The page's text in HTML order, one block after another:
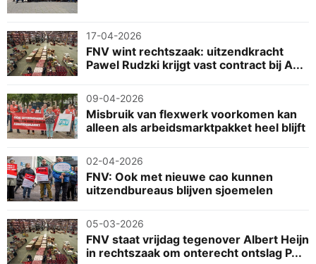
17-04-2026
FNV wint rechtszaak: uitzendkracht
Pawel Rudzki krijgt vast contract bij A...
09-04-2026
Misbruik van flexwerk voorkomen kan
alleen als arbeidsmarktpakket heel blijft
02-04-2026
FNV: Ook met nieuwe cao kunnen
uitzendbureaus blijven sjoemelen
05-03-2026
FNV staat vrijdag tegenover Albert Heijn
in rechtszaak om onterecht ontslag P...